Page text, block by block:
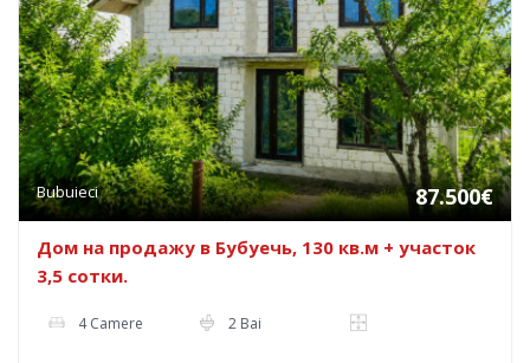
Bubuieci 87.500€
Дом на продажу в Бубуечь, 130 кв.м + участок
3,5 сотки.
4 Camere 2 Bai